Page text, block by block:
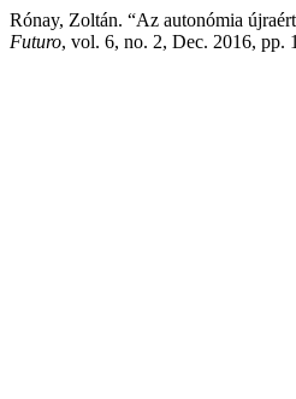
Rónay, Zoltán. “Az autonómia
Futuro, vol. 6, no. 2, Dec. 2016, pp.